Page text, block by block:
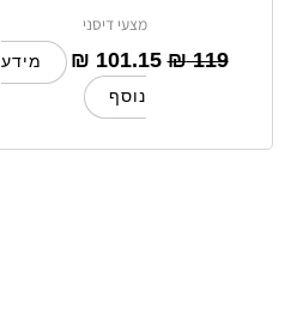
מצעי דיסני
₪119
₪ 101.15 מידע
נוסף